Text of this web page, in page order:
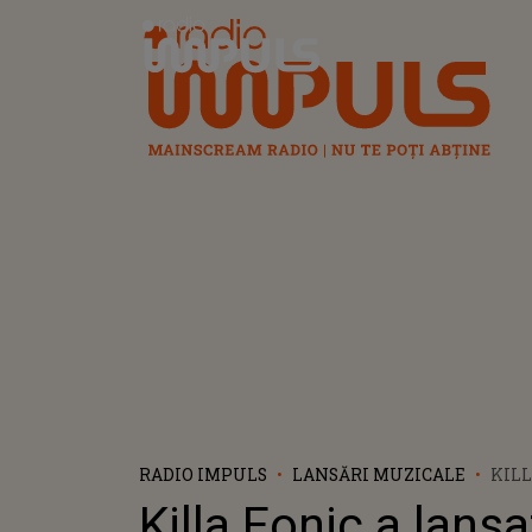
Radio Impuls
RADIO IMPULS LANSĂRI MUZICALE